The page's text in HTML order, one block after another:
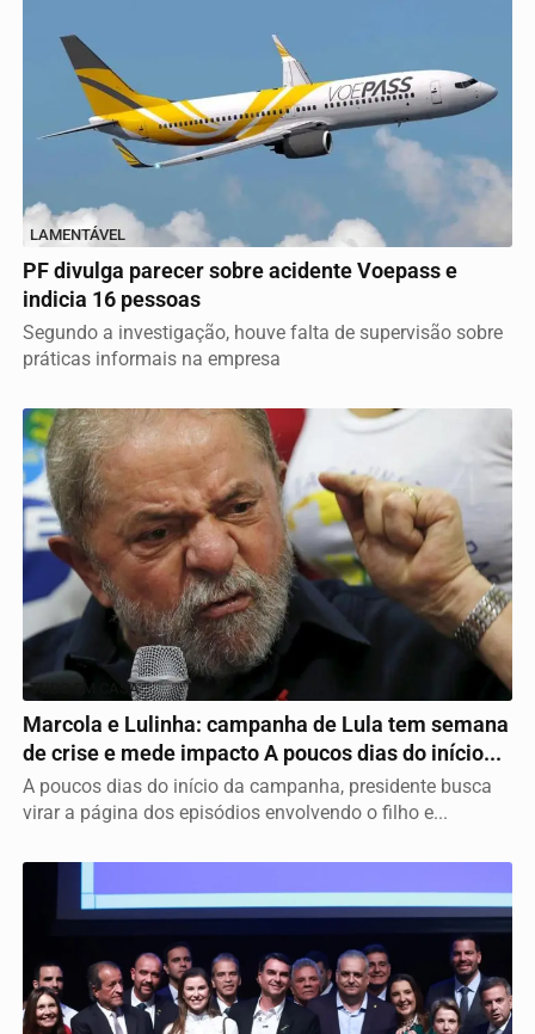
LAMENTÁVEL
PF divulga parecer sobre acidente Voepass e
indicia 16 pessoas
Segundo a investigação, houve falta de supervisão sobre
práticas informais na empresa
TUDO EM CASA
Marcola e Lulinha: campanha de Lula tem semana
de crise e mede impacto A poucos dias do início...
A poucos dias do início da campanha, presidente busca
virar a página dos episódios envolvendo o filho e...